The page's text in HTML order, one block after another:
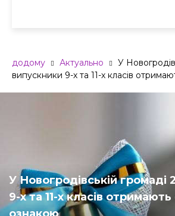
додому Актуально
У
випускники 9-х та 11-х класів
У Новогродівській громаді
9-х та 11-х класів отримають